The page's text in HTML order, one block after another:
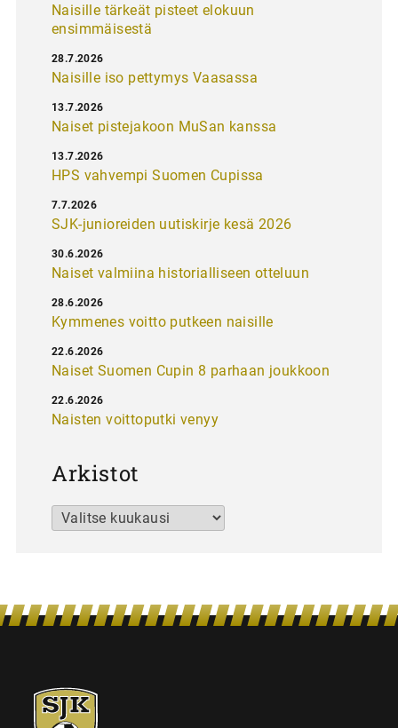
Naisille tärkeät pisteet elokuun
ensimmäisestä
Naisille iso pettymys Vaasassa
28.7.2026
Naiset pistejakoon MuSan kanssa
13.7.2026
HPS vahvempi Suomen Cupissa
13.7.2026
SJK-junioreiden uutiskirje kesä 2026
7.7.2026
Naiset valmiina historialliseen otteluun
30.6.2026
Kymmenes voitto putkeen naisille
28.6.2026
Naiset Suomen Cupin 8 parhaan joukkoon
22.6.2026
Naisten voittoputki venyy
22.6.2026
Arkistot
Arkistot
SJK-
juniorit